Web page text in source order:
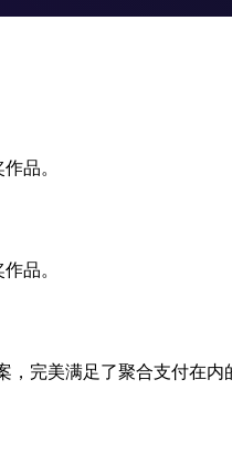
品。
品。
完美满足了聚合支付在内